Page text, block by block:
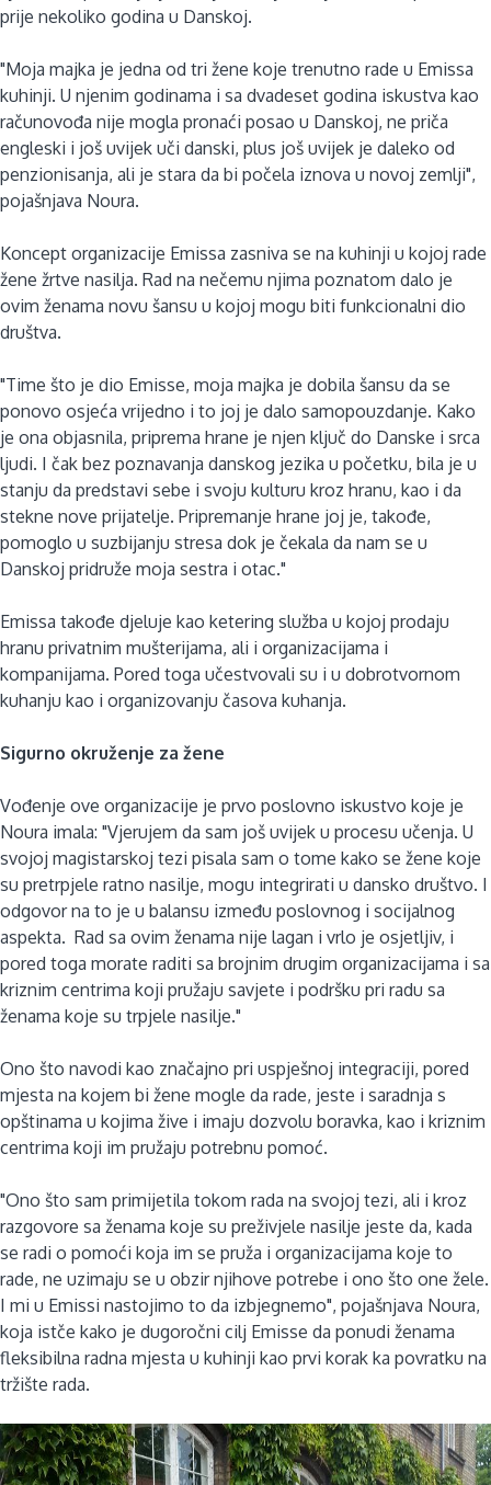
prije nekoliko godina u Danskoj.
"Moja majka je jedna od tri žene koje trenutno rade u Emissa
kuhinji. U njenim godinama i sa dvadeset godina iskustva kao
računovođa nije mogla pronaći posao u Danskoj, ne priča
engleski i još uvijek uči danski, plus još uvijek je daleko od
penzionisanja, ali je stara da bi počela iznova u novoj zemlji",
pojašnjava Noura.
Koncept organizacije Emissa zasniva se na kuhinji u kojoj rade
žene žrtve nasilja. Rad na nečemu njima poznatom dalo je
ovim ženama novu šansu u kojoj mogu biti funkcionalni dio
društva.
"Time što je dio Emisse, moja majka je dobila šansu da se
ponovo osjeća vrijedno i to joj je dalo samopouzdanje. Kako
je ona objasnila, priprema hrane je njen ključ do Danske i srca
ljudi. I čak bez poznavanja danskog jezika u početku, bila je u
stanju da predstavi sebe i svoju kulturu kroz hranu, kao i da
stekne nove prijatelje. Pripremanje hrane joj je, takođe,
pomoglo u suzbijanju stresa dok je čekala da nam se u
Danskoj pridruže moja sestra i otac."
Emissa takođe djeluje kao ketering služba u kojoj prodaju
hranu privatnim mušterijama, ali i organizacijama i
kompanijama. Pored toga učestvovali su i u dobrotvornom
kuhanju kao i organizovanju časova kuhanja.
Sigurno okruženje za žene
Vođenje ove organizacije je prvo poslovno iskustvo koje je
Noura imala: "Vjerujem da sam još uvijek u procesu učenja. U
svojoj magistarskoj tezi pisala sam o tome kako se žene koje
su pretrpjele ratno nasilje, mogu integrirati u dansko društvo. I
odgovor na to je u balansu između poslovnog i socijalnog
aspekta. Rad sa ovim ženama nije lagan i vrlo je osjetljiv, i
pored toga morate raditi sa brojnim drugim organizacijama i sa
kriznim centrima koji pružaju savjete i podršku pri radu sa
ženama koje su trpjele nasilje."
Ono što navodi kao značajno pri uspješnoj integraciji, pored
mjesta na kojem bi žene mogle da rade, jeste i saradnja s
opštinama u kojima žive i imaju dozvolu boravka, kao i kriznim
centrima koji im pružaju potrebnu pomoć.
"Ono što sam primijetila tokom rada na svojoj tezi, ali i kroz
razgovore sa ženama koje su preživjele nasilje jeste da, kada
se radi o pomoći koja im se pruža i organizacijama koje to
rade, ne uzimaju se u obzir njihove potrebe i ono što one žele.
I mi u Emissi nastojimo to da izbjegnemo", pojašnjava Noura,
koja istče kako je dugoročni cilj Emisse da ponudi ženama
fleksibilna radna mjesta u kuhinji kao prvi korak ka povratku na
tržište rada.